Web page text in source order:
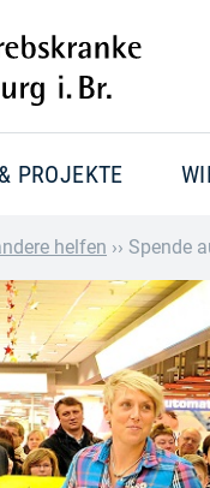
PROJEKTE
helfen ›› Spende